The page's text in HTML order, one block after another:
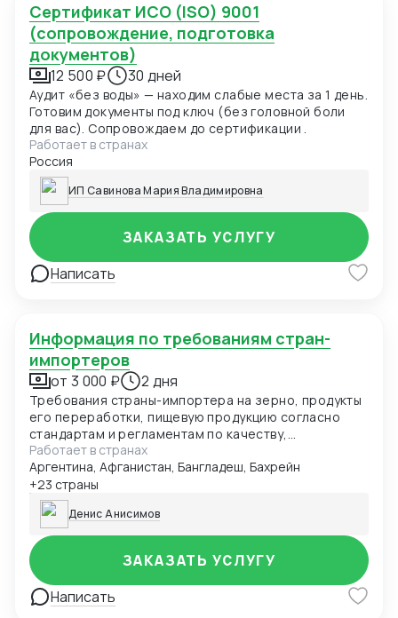
Сертификат ИСО (ISO) 9001
(сопровождение, подготовка
документов)
12 500 ₽ 30 дней
Аудит «без воды» — находим слабые места за 1 день.
Готовим документы под ключ (без головной боли
для вас). Сопровождаем до сертификации .
Работает в странах
Россия
ИП Савинова Мария Владимировна
Написать
ЗАКАЗАТЬ УСЛУГУ
Информация по требованиям стран-
импортеров
от 3 000 ₽ 2 дня
Требования страны-импортера на зерно, продукты
его переработки, пищевую продукцию согласно
стандартам и регламентам по качеству,
безопасности и иным требованиям. Данные могут
быть представлены в виде чек-листа, формат Excel,
pdf. Первый заказ бесплатно в рамках специального
предложения.
Работает в странах
Аргентина, Афганистан, Бангладеш, Бахрейн
+23 страны
Денис Анисимов
Написать
ЗАКАЗАТЬ УСЛУГУ